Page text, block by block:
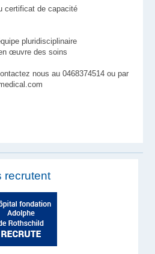
certificat de capacité
pluridisciplinaire
œuvre des soins
nous au 0468374514 ou par
recrutent